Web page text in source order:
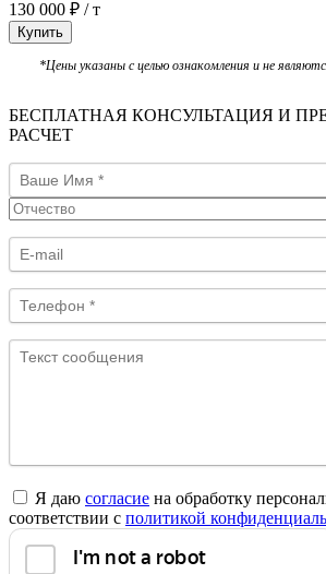
130 000 ₽ / т
Купить
*Цены указаны с целью ознакомления и не
БЕСПЛАТНАЯ КОНСУЛЬТАЦИЯ И
РАСЧЕТ
Я даю согласие на обработку
соответствии с политикой